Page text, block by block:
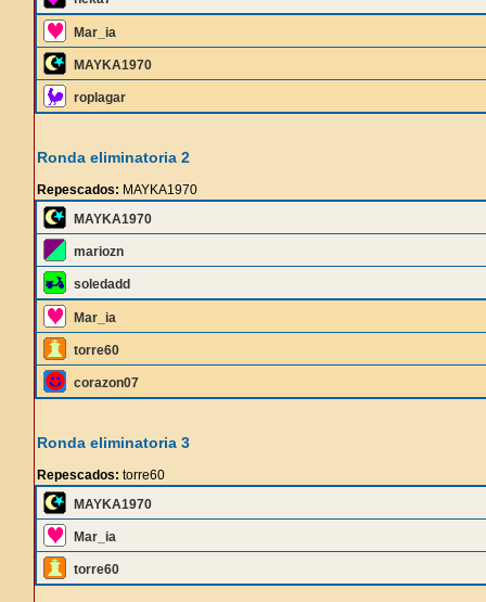
Mar_ia
MAYKA1970
roplagar
Ronda eliminatoria 2
Repescados: MAYKA1970
MAYKA1970
mariozn
soledadd
Mar_ia
torre60
corazon07
Ronda eliminatoria 3
Repescados: torre60
MAYKA1970
Mar_ia
torre60